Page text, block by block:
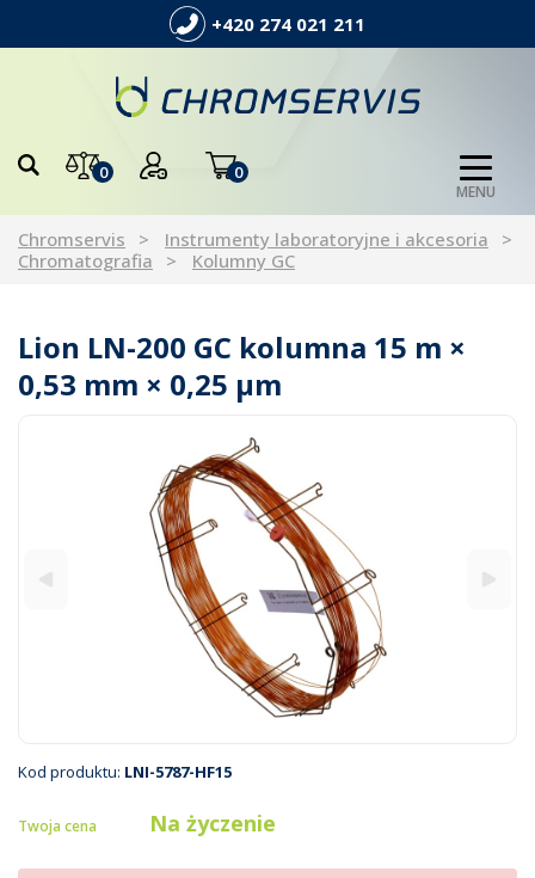
+420 274 021 211
0 0
MENU
Chromservis
Instrumenty laboratoryjne i akcesoria
Chromatografia
Kolumny GC
Lion LN-200 GC kolumna 15 m ×
0,53 mm × 0,25 µm
Kod produktu: LNI-5787-HF15
Twoja cena Na życzenie